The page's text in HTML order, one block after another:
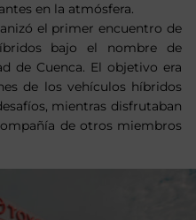
en la atmósfera.
el primer encuentro de
bajo el nombre de
de Cuenca. El objetivo era
de los vehículos híbridos
mientras disfrutaban
de otros miembros